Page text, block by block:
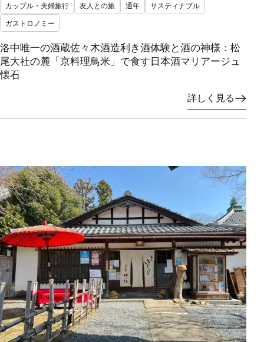
カップル・夫婦旅行
友人との旅 通年
サスティナブル
ガストロノミー
洛中唯一の酒蔵佐々木酒造利き酒体験と酒の神様：松
尾大社の麓「京料理鳥米」で食す日本酒マリアージュ
懐石
詳しく見る